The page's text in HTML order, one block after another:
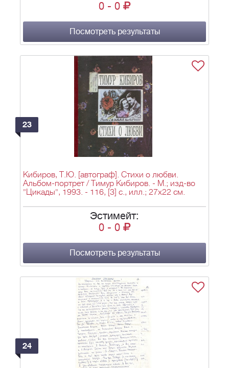
0 - 0
Посмотреть результаты
23
Кибиров, Т.Ю. [автограф]. Стихи о любви.
Альбом-портрет / Тимур Кибиров. - М.; изд-во
"Цикады", 1993. - 116, [3] с., илл.; 27х22 см.
Эстимейт:
0 - 0
Посмотреть результаты
24